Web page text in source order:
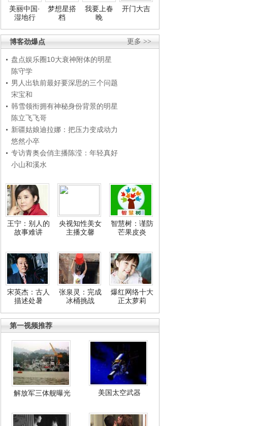
美丽中国·
湿地行
梦想星搭
档
我要上春
晚
开门大吉
更多 >>
博客劲爆点
盘点娱乐圈10大衰神附体的明星
陈守学
男人出轨前最好要深思的三个问题
宋宝和
韩雪领衔拥有神秘身份背景的明星
陈立飞飞哥
新疆姑娘迪拉娜：把压力变成动力
悠然小卒
专访青奥会俏主播陈滢：年轻真好
小山和溪水
王宁：别人的
故事难讲
央视知性美女
主播文馨
智慧树：谨防
芒果皮炎
宋英杰：古人
描述处暑
张泉灵：完成
冰桶挑战
爆红网络十大
正太萝莉
第一视频推荐
解放军三体舰曝光 美国太空武器